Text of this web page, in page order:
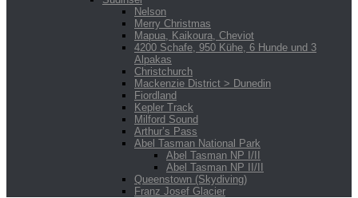
Nelson
Merry Christmas
Mapua, Kaikoura, Cheviot
4200 Schafe, 950 Kühe, 6 Hunde und 3
Alpakas
Christchurch
Mackenzie District > Dunedin
Fiordland
Kepler Track
Milford Sound
Arthur’s Pass
Abel Tasman National Park
Abel Tasman NP I/II
Abel Tasman NP II/II
Queenstown (Skydiving)
Franz Josef Glacier